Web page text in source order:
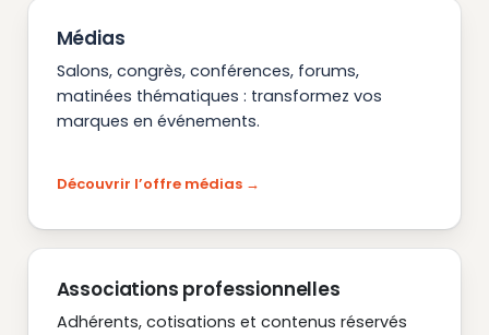
Médias
Salons, congrès, conférences, forums,
matinées thématiques : transformez vos
marques en événements.
Découvrir l’offre médias
Associations professionnelles
Adhérents, cotisations et contenus réservés